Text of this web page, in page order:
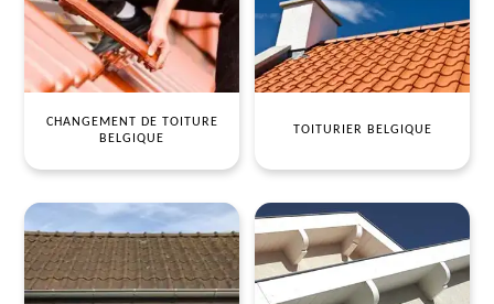
CHANGEMENT DE TOITURE
BELGIQUE
TOITURIER BELGIQUE